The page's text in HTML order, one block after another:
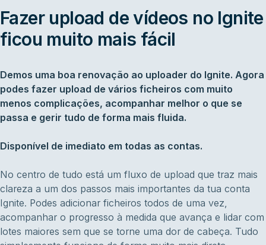
Fazer upload de vídeos no Ignite
ficou muito mais fácil
Demos uma boa renovação ao uploader do Ignite. Agora
podes fazer upload de vários ficheiros com muito
menos complicações, acompanhar melhor o que se
passa e gerir tudo de forma mais fluida.
Disponível de imediato em todas as contas.
No centro de tudo está um fluxo de upload que traz mais
clareza a um dos passos mais importantes da tua conta
Ignite. Podes adicionar ficheiros todos de uma vez,
acompanhar o progresso à medida que avança e lidar com
lotes maiores sem que se torne uma dor de cabeça. Tudo